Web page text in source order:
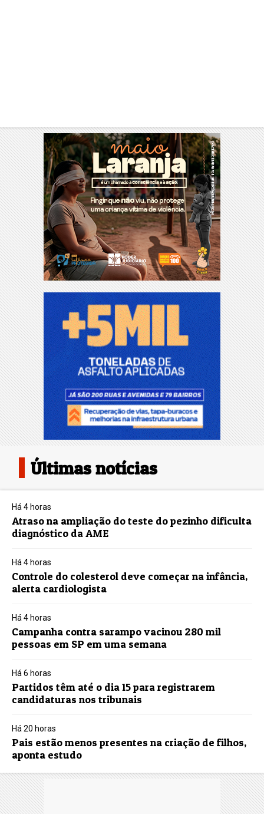
Últimas notícias
Há 4 horas
Atraso na ampliação do teste do pezinho dificulta
diagnóstico da AME
Há 4 horas
Controle do colesterol deve começar na infância,
alerta cardiologista
Há 4 horas
Campanha contra sarampo vacinou 280 mil
pessoas em SP em uma semana
Há 6 horas
Partidos têm até o dia 15 para registrarem
candidaturas nos tribunais
Há 20 horas
Pais estão menos presentes na criação de filhos,
aponta estudo